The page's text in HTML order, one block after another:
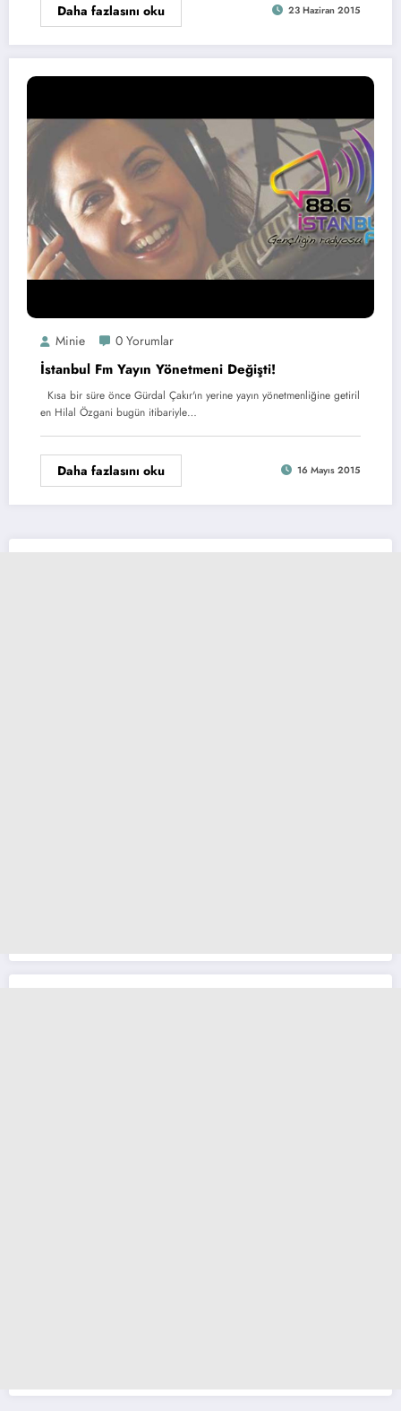
Daha fazlasını oku 23 Haziran 2015
Minie 0 Yorumlar
İstanbul Fm Yayın Yönetmeni Değişti!
Kısa bir süre önce Gürdal Çakır'ın yerine yayın yönetmenliğine getiril
en Hilal Özgani bugün itibariyle…
Daha fazlasını oku 16 Mayıs 2015